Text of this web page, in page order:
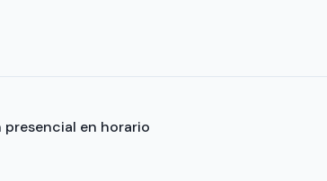
en horario